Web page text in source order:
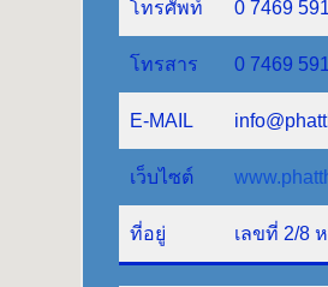
โทรศัพท์ 0 7469
โทรสาร 0 7469
E-MAIL
เว็บไซต์
ที่อยู่ เลขที่ 2/8